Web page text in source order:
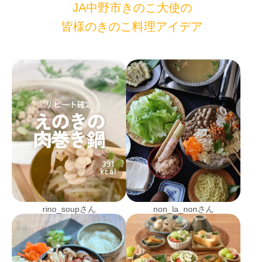
JA中野市きのこ大使の
皆様のきのこ料理アイデア
rino_soupさん non_la_nonさん